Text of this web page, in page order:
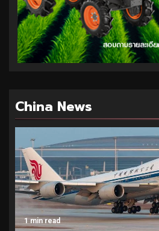
China News
1 min read